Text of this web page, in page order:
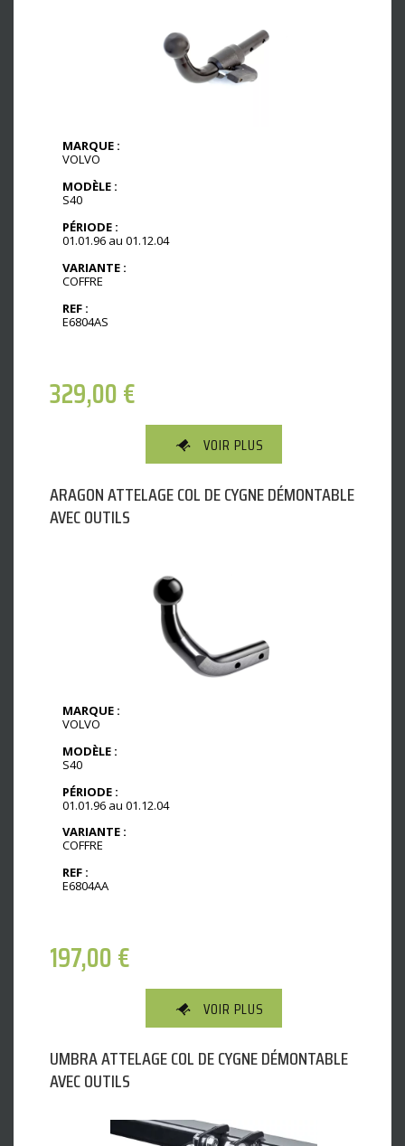
MARQUE :
VOLVO
MODÈLE :
S40
PÉRIODE :
01.01.96 au 01.12.04
VARIANTE :
COFFRE
REF :
E6804AS
329,00€
VOIR PLUS
ARAGON ATTELAGE COL DE CYGNE DÉMONTABLE
AVEC OUTILS
MARQUE :
VOLVO
MODÈLE :
S40
PÉRIODE :
01.01.96 au 01.12.04
VARIANTE :
COFFRE
REF :
E6804AA
197,00€
VOIR PLUS
UMBRA ATTELAGE COL DE CYGNE DÉMONTABLE
AVEC OUTILS